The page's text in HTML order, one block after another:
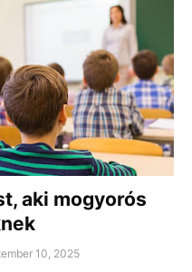
aki mogyorós
10, 2025